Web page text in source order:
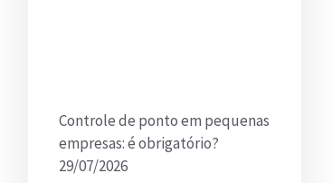
Controle de ponto em pequenas
empresas: é obrigatório?
29/07/2026